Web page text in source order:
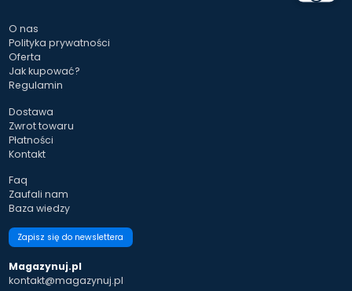
O nas
Polityka prywatności
Oferta
Jak kupować?
Regulamin
Dostawa
Zwrot towaru
Płatności
Kontakt
Faq
Zaufali nam
Baza wiedzy
Zapisz się do newslettera
Magazynuj.pl
kontakt@magazynuj.pl